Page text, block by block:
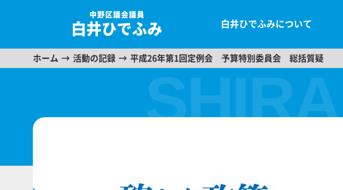
中野区議会議員
白井ひでふみ 白井ひでふみについて
ホーム 活動の記録 平成26年第1回定例会 予算特別委員会 総括質疑